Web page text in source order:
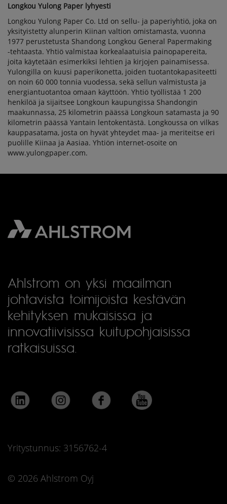
Longkou Yulong Paper lyhyesti
Longkou Yulong Paper Co. Ltd on sellu- ja paperiyhtiö, joka on
yksityistetty alunperin Kiinan valtion omistamasta, vuonna
1977 perustetusta Shandong Longkou General Papermaking
-tehtaasta. Yhtiö valmistaa korkealaatuisia painopapereita,
joita käytetään esimerkiksi lehtien ja kirjojen painamisessa.
Yulongilla on kuusi paperikonetta, joiden tuotantokapasiteetti
on noin 60 000 tonnia vuodessa, sekä sellun valmistusta ja
energiantuotantoa omaan käyttöön. Yhtiö työllistää 1 200
henkilöä ja sijaitsee Longkoun kaupungissa Shandongin
maakunnassa, 25 kilometrin päässä Longkoun satamasta ja 90
kilometrin päässä Yantain lentokentästä. Longkoussa on vilkas
kauppasatama, josta on hyvät yhteydet maa- ja meriteitse eri
puolille Kiinaa ja Aasiaa. Yhtiön internet-osoite on
www.yulongpaper.com.
Ahlstrom on yksi maailman
johtavista toimijoista kestävän
kehityksen mukaisissa ja
innovatiivisissa kuitupohjaisissa
ratkaisuissa.
Yritystunnus: 3156762-4
© 2026 Ahlstrom Oyj